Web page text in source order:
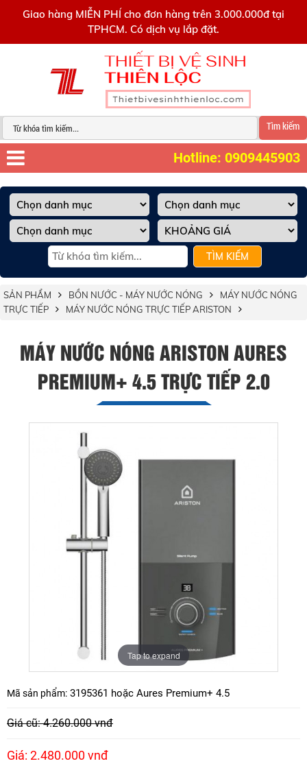
Giao hàng MIỄN PHÍ cho đơn hàng trên 3.000.000đ tại
TPHCM. Có dịch vụ lắp đặt.
Tìm kiếm
Hotline: 0909445903
TÌM KIẾM
SẢN PHẨM BỒN NƯỚC - MÁY NƯỚC NÓNG
MÁY NƯỚC NÓNG
TRỰC TIẾP
MÁY NƯỚC NÓNG TRỰC TIẾP ARISTON
MÁY NƯỚC NÓNG ARISTON AURES
PREMIUM+ 4.5 TRỰC TIẾP 2.0
Tap to expand
Mã sản phẩm: 3195361 hoặc Aures Premium+ 4.5
Giá cũ: 4.260.000 vnđ
Giá: 2.480.000 vnđ
0909445903